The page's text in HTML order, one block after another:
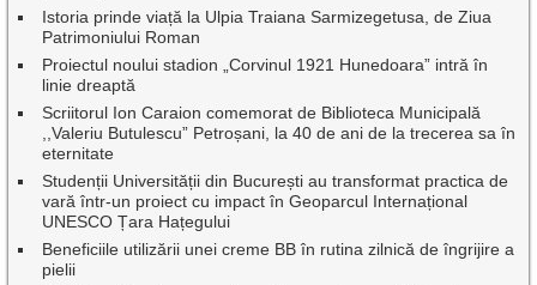
Istoria prinde viață la Ulpia Traiana Sarmizegetusa, de Ziua
Patrimoniului Roman
Proiectul noului stadion „Corvinul 1921 Hunedoara” intră în
linie dreaptă
Scriitorul Ion Caraion comemorat de Biblioteca Municipală
,,Valeriu Butulescu” Petroșani, la 40 de ani de la trecerea sa în
eternitate
Studenții Universității din București au transformat practica de
vară într-un proiect cu impact în Geoparcul Internațional
UNESCO Țara Hațegului
Beneficiile utilizării unei creme BB în rutina zilnică de îngrijire a
pielii